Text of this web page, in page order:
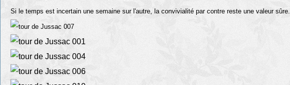
Si le temps est incertain une semaine sur l'autre, la convivialité par contre reste une valeur sûre.